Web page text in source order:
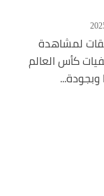
لمشاهدة
كأس العالم